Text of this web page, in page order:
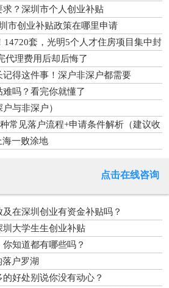
？深圳市个人创业补贴
市创业补贴政策在哪里申请
14720套，光明5个人才住房项目集中封
代理费用后却后悔了
得这件事！深户非深户都需要
吗？看完你就懂了
与非深户）
常见落户流程+申请条件解析（建议收
海一败涂地
点击在线咨询
在深圳创业有资金补贴吗？
大学生生创业补贴
知道都有哪些吗？
落户罗湖
好处别说你没有动心？